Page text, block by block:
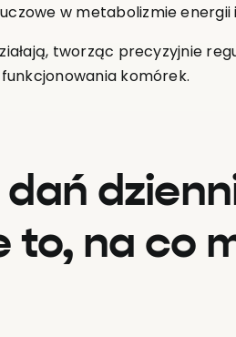
w metabolizmie
tworząc precyzyjnie
komórek.
dań
to, na co